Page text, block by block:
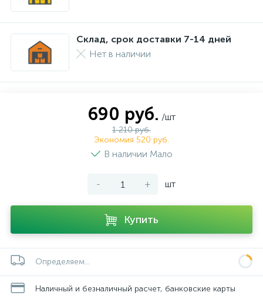
Склад, срок доставки 7-14 дней
Нет в наличии
690 руб. /шт
1 210 руб.
Экономия 520 руб.
В наличии Мало
- + шт
Купить
Определяем...
Наличный и безналичный расчет, банковские карты